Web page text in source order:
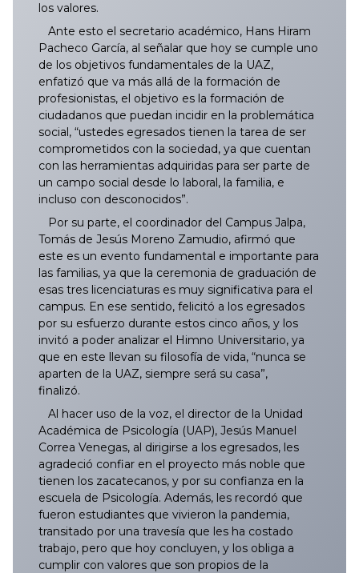
los valores.
Ante esto el secretario académico, Hans Hiram
Pacheco García, al señalar que hoy se cumple uno
de los objetivos fundamentales de la UAZ,
enfatizó que va más allá de la formación de
profesionistas, el objetivo es la formación de
ciudadanos que puedan incidir en la problemática
social, “ustedes egresados tienen la tarea de ser
comprometidos con la sociedad, ya que cuentan
con las herramientas adquiridas para ser parte de
un campo social desde lo laboral, la familia, e
incluso con desconocidos”.
Por su parte, el coordinador del Campus Jalpa,
Tomás de Jesús Moreno Zamudio, afirmó que
este es un evento fundamental e importante para
las familias, ya que la ceremonia de graduación de
esas tres licenciaturas es muy significativa para el
campus. En ese sentido, felicitó a los egresados
por su esfuerzo durante estos cinco años, y los
invitó a poder analizar el Himno Universitario, ya
que en este llevan su filosofía de vida, “nunca se
aparten de la UAZ, siempre será su casa”,
finalizó.
Al hacer uso de la voz, el director de la Unidad
Académica de Psicología (UAP), Jesús Manuel
Correa Venegas, al dirigirse a los egresados, les
agradeció confiar en el proyecto más noble que
tienen los zacatecanos, y por su confianza en la
escuela de Psicología. Además, les recordó que
fueron estudiantes que vivieron la pandemia,
transitado por una travesía que les ha costado
trabajo, pero que hoy concluyen, y los obliga a
cumplir con valores que son propios de la